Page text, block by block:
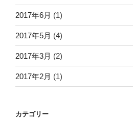
2017年6月 (1)
2017年5月 (4)
2017年3月 (2)
2017年2月 (1)
カテゴリー